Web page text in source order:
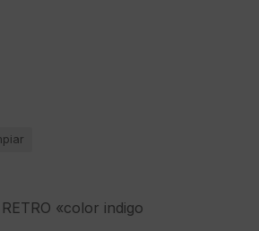
«color indigo